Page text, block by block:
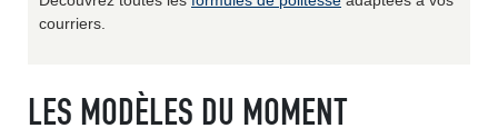
courriers.
LES MODÈLES DU MOMENT